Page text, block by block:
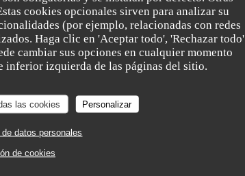
cookies opcionales sirven para analizar su
(por ejemplo, relacionadas con redes
Haga clic en 'Aceptar todo', 'Rechazar todo'
cambiar sus opciones en cualquier momento
inferior izquierda de las páginas del sitio.
las cookies Personalizar
datos personales
de cookies
: 5/5 MENÚ: 5/5 CALIDAD / PRECIO: 4/5